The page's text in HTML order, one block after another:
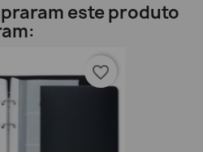
este produto
favorite_border